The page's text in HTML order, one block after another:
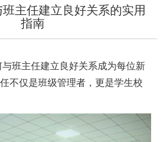
主任建立良好关系的实用
指南
班主任建立良好关系成为每位新
不仅是班级管理者，更是学生校